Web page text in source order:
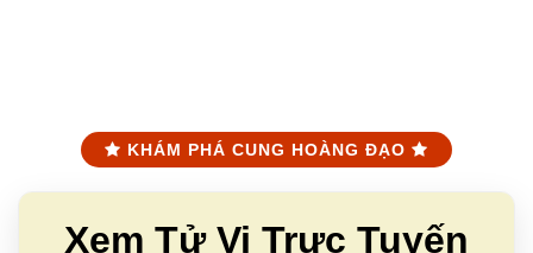
KHÁM PHÁ CUNG HOÀNG ĐẠO